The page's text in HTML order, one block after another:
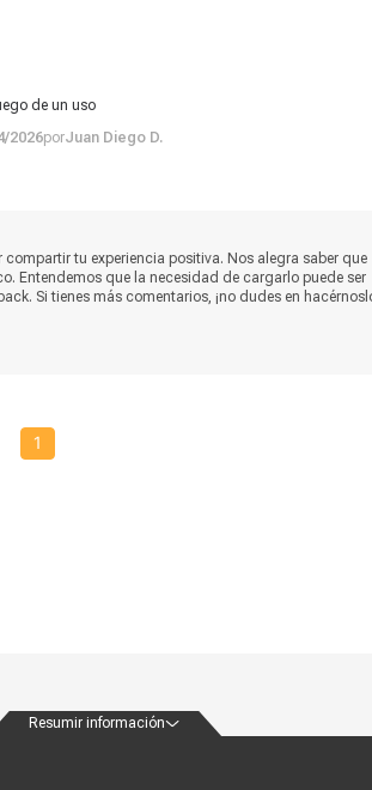
de un uso
2026porJuan Diego D.
tu experiencia positiva. Nos alegra saber que
Entendemos que la necesidad de cargarlo puede ser
Si tienes más comentarios, ¡no dudes en
1
Resumir información